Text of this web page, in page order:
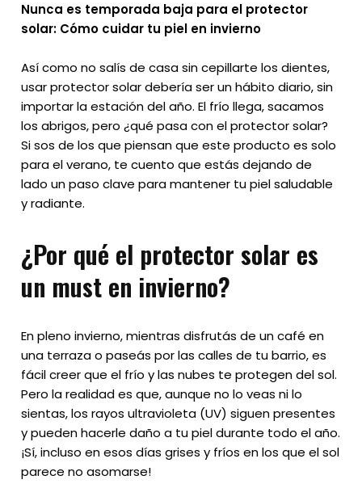
Nunca es temporada baja para el protector
solar: Cómo cuidar tu piel en invierno
Así como no salís de casa sin cepillarte los dientes,
usar protector solar debería ser un hábito diario, sin
importar la estación del año. El frío llega, sacamos
los abrigos, pero ¿qué pasa con el protector solar?
Si sos de los que piensan que este producto es solo
para el verano, te cuento que estás dejando de
lado un paso clave para mantener tu piel saludable
y radiante.
¿Por qué el protector solar es
un must en invierno?
En pleno invierno, mientras disfrutás de un café en
una terraza o paseás por las calles de tu barrio, es
fácil creer que el frío y las nubes te protegen del sol.
Pero la realidad es que, aunque no lo veas ni lo
sientas, los rayos ultravioleta (UV) siguen presentes
y pueden hacerle daño a tu piel durante todo el año.
¡Sí, incluso en esos días grises y fríos en los que el sol
parece no asomarse!